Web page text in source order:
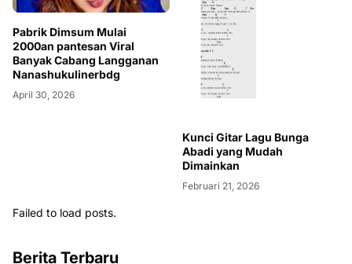
Pabrik Dimsum Mulai
2000an pantesan Viral
Banyak Cabang Langganan
Nanashukulinerbdg
April 30, 2026
Abadi yang Mudah
Dimainkan
Februari 21, 2026